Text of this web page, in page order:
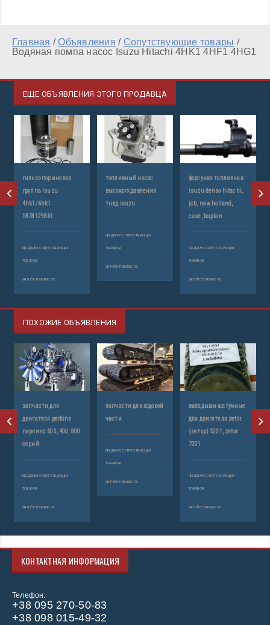
Главная /Объявления / Сопутствующие товары /
Водяная помпа насос Isuzu Hitachi 4HK1 4HF1 4HG1
ЕЩЕ ОБЪЯВЛЕНИЯ ЭТОГО ПРОДАВЦА
гильзо-поршневая
группа isuzu
4hk1/6hk1
1878129861
продажа сопутствующих
товаров
автобетононасос
топливный насос
высокого давления
тнвд isuzu
продажа сопутствующих
товаров
автобетононасос
форсунка топливная
isuzu denso hitachi,
jcb, new holland,
case, bogdan
продажа сопутствующих
товаров
автобетононасос
ПОХОЖИЕ ОБЪЯВЛЕНИЯ
запчасти для
двигателя perkins
перкинс 500, 400, 800
серий
продажа сопутствующих
товаров
автобетононасос
запчасти для ходовой
части
продажа сопутствующих
товаров
автобетононасос
вкладыши шатунные
для двигателя zetor
(зетор) 5201, zetor
7201
продажа сопутствующих
товаров
автобетононасос
КОНТАКТНАЯ ИНФОРМАЦИЯ
Телефон:
+38 095 270-50-83
+38 098 015-49-32